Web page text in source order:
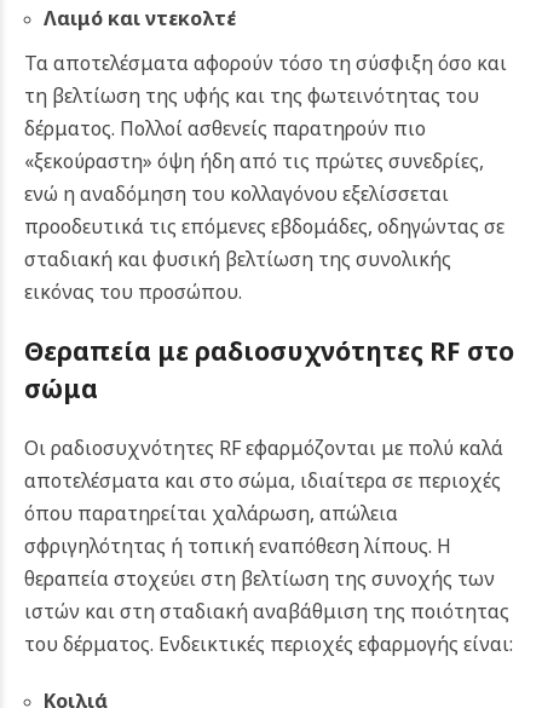
Λαιμό και ντεκολτέ
Τα αποτελέσματα αφορούν τόσο τη σύσφιξη όσο και
τη βελτίωση της υφής και της φωτεινότητας του
δέρματος. Πολλοί ασθενείς παρατηρούν πιο
«ξεκούραστη» όψη ήδη από τις πρώτες συνεδρίες,
ενώ η αναδόμηση του κολλαγόνου εξελίσσεται
προοδευτικά τις επόμενες εβδομάδες, οδηγώντας σε
σταδιακή και φυσική βελτίωση της συνολικής
εικόνας του προσώπου.
Θεραπεία με ραδιοσυχνότητες RF στο
σώμα
Οι ραδιοσυχνότητες RF εφαρμόζονται με πολύ καλά
αποτελέσματα και στο σώμα, ιδιαίτερα σε περιοχές
όπου παρατηρείται χαλάρωση, απώλεια
σφριγηλότητας ή τοπική εναπόθεση λίπους. Η
θεραπεία στοχεύει στη βελτίωση της συνοχής των
ιστών και στη σταδιακή αναβάθμιση της ποιότητας
του δέρματος. Ενδεικτικές περιοχές εφαρμογής είναι:
Κοιλιά